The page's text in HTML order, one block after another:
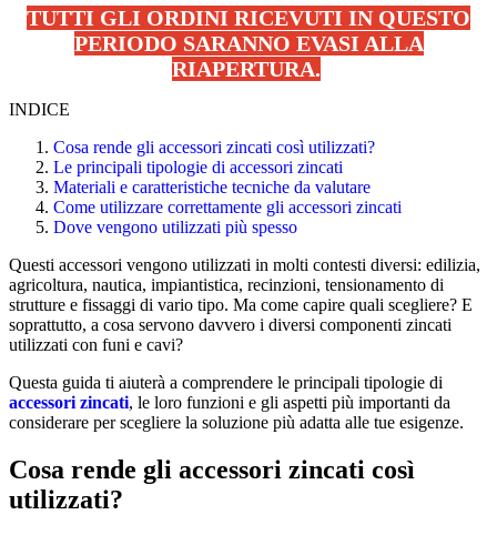
TUTTI GLI ORDINI RICEVUTI IN QUESTO
PERIODO SARANNO EVASI ALLA
RIAPERTURA.
INDICE
Cosa rende gli accessori zincati così utilizzati?
Le principali tipologie di accessori zincati
Materiali e caratteristiche tecniche da valutare
Come utilizzare correttamente gli accessori zincati
Dove vengono utilizzati più spesso
Questi accessori vengono utilizzati in molti contesti diversi: edilizia,
agricoltura, nautica, impiantistica, recinzioni, tensionamento di
strutture e fissaggi di vario tipo. Ma come capire quali scegliere? E
soprattutto, a cosa servono davvero i diversi componenti zincati
utilizzati con funi e cavi?
Questa guida ti aiuterà a comprendere le principali tipologie di
accessori zincati, le loro funzioni e gli aspetti più importanti da
considerare per scegliere la soluzione più adatta alle tue esigenze.
Cosa rende gli accessori zincati così
utilizzati?